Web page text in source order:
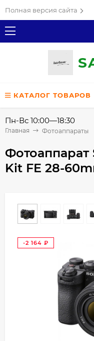
Полная версия сайта
КАТАЛОГ ТОВАРОВ
Пн-Вс 10:00—18:30
Главная Фотоаппараты
Фотоаппарат
Kit FE 28-
-2 164